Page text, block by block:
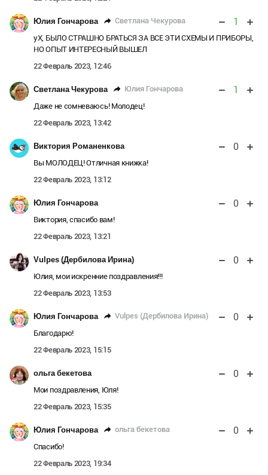
Юлия Гончарова Светлана Чекурова 1
уХ, БЫЛО СТРАШНО БРАТЬСЯ ЗА ВСЕ ЭТИ СХЕМЫ И ПРИБОРЫ,
НО ОПЫТ ИНТЕРЕСНЫЙ ВЫШЕЛ
22 Февраль 2023, 12:46
Светлана Чекурова Юлия Гончарова 1
Даже не сомневаюсь! Молодец!
22 Февраль 2023, 13:42
Виктория Романенкова 0
Вы МОЛОДЕЦ! Отличная книжка!
22 Февраль 2023, 13:12
Юлия Гончарова 0
Виктория, спасибо вам!
22 Февраль 2023, 13:21
Vulpes (Дербилова Ирина) 0
Юлия, мои искренние поздравления!!!
22 Февраль 2023, 13:53
Юлия Гончарова Vulpes (Дербилова Ирина) 0
Благодарю!
22 Февраль 2023, 15:15
ольга бекетова 0
Мои поздравления, Юля!
22 Февраль 2023, 15:35
Юлия Гончарова ольга бекетова 0
Спасибо!
22 Февраль 2023, 19:34